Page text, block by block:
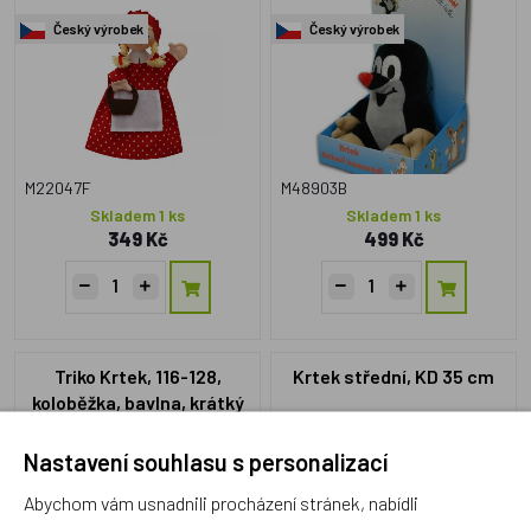
Český výrobek
M22047F
Skladem 1 ks
349 Kč
Český výrobek
M48903B
Skladem 1 ks
499 Kč
Triko Krtek, 116-128,
koloběžka, bavlna, krátký
Český výrobek
Krtek střední, KD 35 cm
Český výrobek
Nastavení souhlasu s personalizací
Abychom vám usnadnili procházení stránek, nabídli